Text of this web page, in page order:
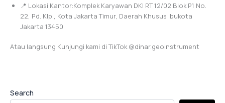
Search
📍 Lokasi Kantor:Komplek Karyawan DKI RT 12/02 Blok P1 No.
22, Pd. Klp., Kota Jakarta Timur, Daerah Khusus Ibukota
Jakarta 13450
Atau langsung Kunjungi kami di TikTok @dinar.geoinstrument